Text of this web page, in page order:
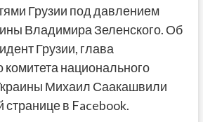
Грузии под давлением
Владимира Зеленского. Об
Грузии, глава
комитета национального
Михаил Саакашвили
странице в Facebook.